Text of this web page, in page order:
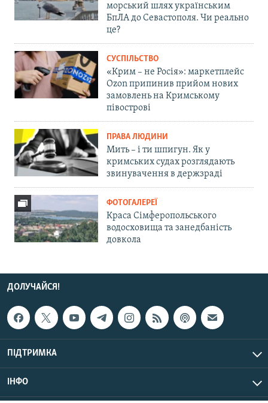
морський шлях українським
БпЛА до Севастополя. Чи реально
це?
СУСПІЛЬСТВО
«Крим – не Росія»: маркетплейс
Ozon припинив прийом нових
замовлень на Кримському
півострові
ПРАВА ЛЮДИНИ
Мить – і ти шпигун. Як у
кримських судах розглядають
звинувачення в держзраді
ФОТОГАЛЕРЕЇ
Краса Сімферопольського
водосховища та занедбаність
довкола
ДОЛУЧАЙСЯ!
ПІДТРИМКА
ІНФО